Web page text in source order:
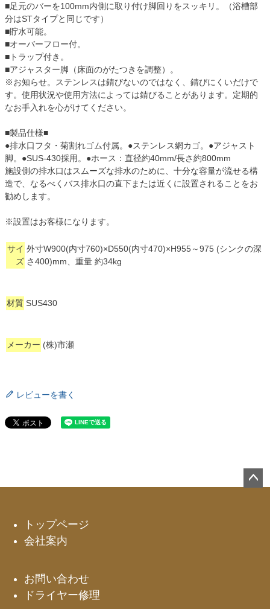
■足元のバーを100mm内側に取り付け脚回りをスッキリ。（浴槽部
分はSTタイプと同じです）
■貯水可能。
■オーバーフロー付。
■トラップ付き。
■アジャスター脚（床面のがたつきを調整）。
※お知らせ。ステンレスは錆びないのではなく、錆びにくいだけで
す。使用状況や使用方法によっては錆びることがあります。定期的
なお手入れを心がけてください。
■製品仕様■
●排水口フタ・菊割れゴム付属。●ステンレス網カゴ。●アジャスト
脚。●SUS-430採用。●ホース：直径約40mm/長さ約800mm
施設側の排水口はスムーズな排水のために、十分な容量が流せる構
造で、なるべくバス排水口の直下または近くに設置されることをお
勧めします。
※設置はお客様になります。
サイ
ズ
外寸W900(内寸760)×D550(内寸470)×H955～975 (シンクの深
さ400)mm、重量 約34kg
材質 SUS430
メーカー (株)市瀬
レビューを書く
トップページ
会社案内
お問い合わせ
ドライヤー修理